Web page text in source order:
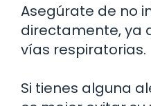
Asegúrate de no
directamente, ya
vías respiratorias.
Si tienes alguna